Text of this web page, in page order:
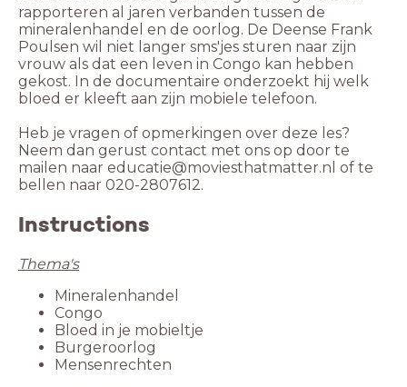
rapporteren al jaren verbanden tussen de
mineralenhandel en de oorlog. De Deense Frank
Poulsen wil niet langer sms'jes sturen naar zijn
vrouw als dat een leven in Congo kan hebben
gekost. In de documentaire onderzoekt hij welk
bloed er kleeft aan zijn mobiele telefoon.
Heb je vragen of opmerkingen over deze les?
Neem dan gerust contact met ons op door te
mailen naar educatie@moviesthatmatter.nl of te
bellen naar 020-2807612.
Instructions
Thema's
Mineralenhandel
Congo
Bloed in je mobieltje
Burgeroorlog
Mensenrechten